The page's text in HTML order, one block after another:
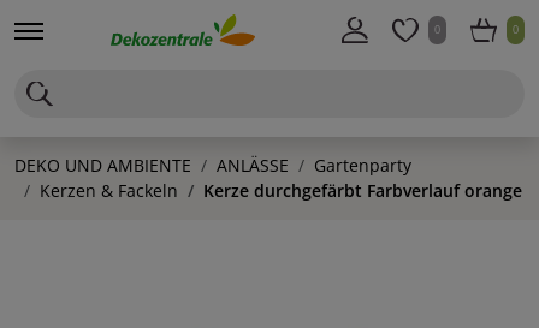
0 0
DEKO UND AMBIENTE ANLÄSSE
Gartenparty
Kerzen & Fackeln
Kerze durchgefärbt Farbverlauf orange